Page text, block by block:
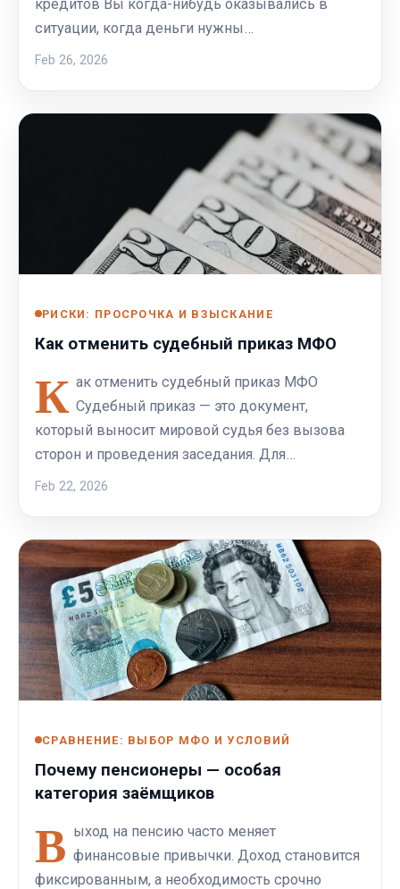
кредитов Вы когда-нибудь оказывались в
ситуации, когда деньги нужны…
Feb 26, 2026
РИСКИ: ПРОСРОЧКА И ВЗЫСКАНИЕ
Как отменить судебный приказ МФО
К ак отменить судебный приказ МФО
Судебный приказ — это документ,
который выносит мировой судья без вызова
сторон и проведения заседания. Для…
Feb 22, 2026
СРАВНЕНИЕ: ВЫБОР МФО И УСЛОВИЙ
Почему пенсионеры — особая
категория заёмщиков
В ыход на пенсию часто меняет
финансовые привычки. Доход становится
фиксированным, а необходимость срочно